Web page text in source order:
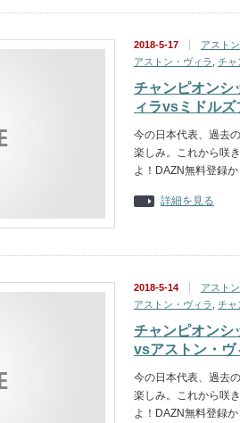
2018-5-17 アスト
アストン・ヴィラ
チャ
チャンピオン
ィラvsミドルズ
今の日本代表、過去
楽しみ。これから咲
よ！DAZN無料登録
詳細を見る
2018-5-14 アスト
アストン・ヴィラ
チャ
チャンピオン
vsアストン・ヴ
今の日本代表、過去
楽しみ。これから咲
よ！DAZN無料登録